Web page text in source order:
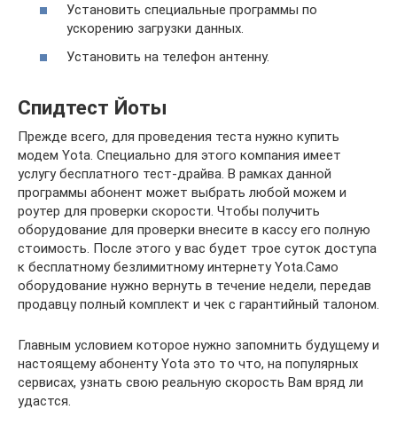
Установить специальные программы по
ускорению загрузки данных.
Установить на телефон антенну.
Спидтест Йоты
Прежде всего, для проведения теста нужно купить
модем Yota. Специально для этого компания имеет
услугу бесплатного тест-драйва. В рамках данной
программы абонент может выбрать любой можем и
роутер для проверки скорости. Чтобы получить
оборудование для проверки внесите в кассу его полную
стоимость. После этого у вас будет трое суток доступа
к бесплатному безлимитному интернету Yota.Само
оборудование нужно вернуть в течение недели, передав
продавцу полный комплект и чек с гарантийный талоном.
Главным условием которое нужно запомнить будущему и
настоящему абоненту Yota это то что, на популярных
сервисах, узнать свою реальную скорость Вам вряд ли
удастся.